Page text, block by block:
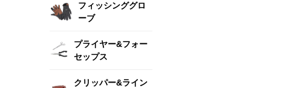
フィッシンググロ
ーブ
プライヤー&フォー
セップス
クリッパー&ライン